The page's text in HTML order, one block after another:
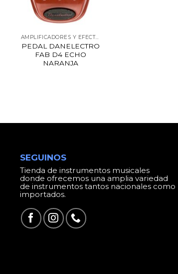
AMPLIFICADORES Y EFECTOS
PEDAL DANELECTRO
FAB D4 ECHO
NARANJA
SEGUINOS
Tienda de instrumentos musicales
donde ofrecemos una amplia variedad
de instrumentos tantos nacionales como
importados.